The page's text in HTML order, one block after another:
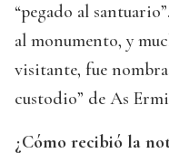
“pegado al
al monumento, y
visitante, fue
custodio” de As
¿Cómo recibió la